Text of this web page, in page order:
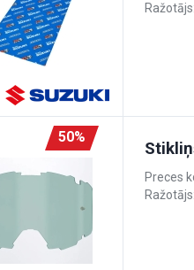
Ražotājs:
50%
Preces
Ražotājs: